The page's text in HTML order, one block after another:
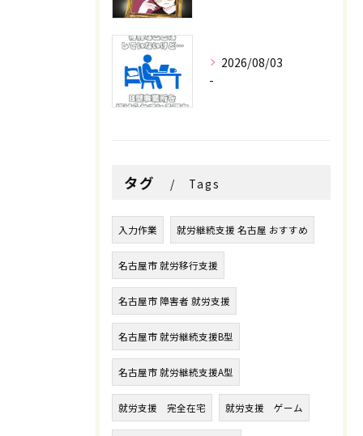
2026/08/03
-
タグ Tags
入力作業 就労継続支援 名古屋 おすすめ
名古屋市 就労移行支援
名古屋市 障害者 就労支援
名古屋市 就労継続支援B型
名古屋市 就労継続支援A型
就労支援 完全在宅 就労支援 ゲーム